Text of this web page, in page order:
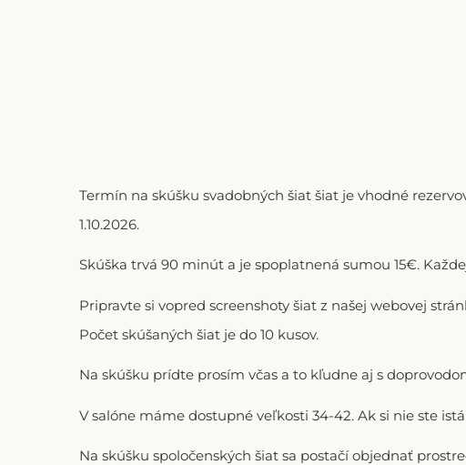
Termín na skúšku svadobných šiat šiat je vhodné
1.10.2026.
Skúška trvá 90 minút a je spoplatnená sumou 15€.
Pripravte si vopred screenshoty šiat z našej webovej
Počet skúšaných šiat je do 10 kusov.
Na skúšku prídte prosím včas a to kľudne aj s
V salóne máme dostupné veľkosti 34-42. Ak si nie ste
Na skúšku spoločenských šiat sa postačí objednať